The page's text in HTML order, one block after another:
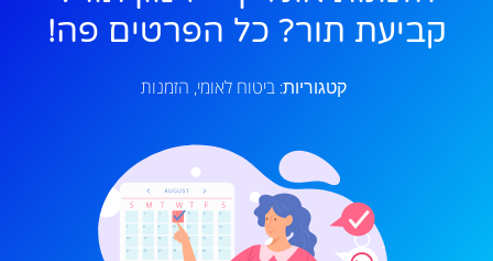
קביעת תור? כל הפרטים פה!
קטגוריות: ביטוח לאומי, הזמנות